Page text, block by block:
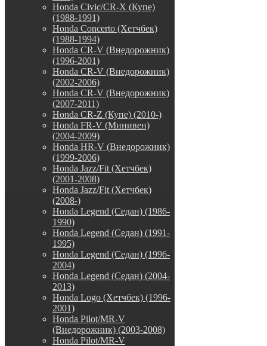
Honda Civic/CR-X (Купе)
(1988-1991)
Honda Concerto (Хетчбек)
(1988-1994)
Honda CR-V (Внедорожник)
(1996-2001)
Honda CR-V (Внедорожник)
(2002-2006)
Honda CR-V (Внедорожник)
(2007-2011)
Honda CR-Z (Купе) (2010-)
Honda FR-V (Минивен)
(2004-2009)
Honda HR-V (Внедорожник)
(1999-2006)
Honda Jazz/Fit (Хетчбек)
(2001-2008)
Honda Jazz/Fit (Хетчбек)
(2008-)
Honda Legend (Седан) (1986-
1990)
Honda Legend (Седан) (1991-
1995)
Honda Legend (Седан) (1996-
2004)
Honda Legend (Седан) (2004-
2013)
Honda Logo (Хетчбек) (1996-
2001)
Honda Pilot/MR-V
(Внедорожник) (2003-2008)
Honda Pilot/MR-V